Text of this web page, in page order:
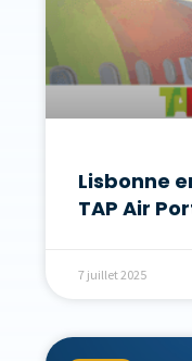
Lisbonne
TAP Air
7 juillet 2025